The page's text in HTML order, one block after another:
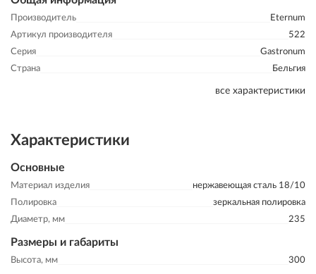
Производитель
Eternum
Артикул производителя
522
Серия
Gastronum
Страна
Бельгия
все характеристики
Характеристики
Основные
Материал изделия
нержавеющая сталь 18/10
Полировка
зеркальная полировка
Диаметр, мм
235
Размеры и габариты
Высота, мм 300